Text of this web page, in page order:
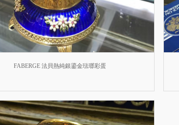
FABERGE 法貝熱純銀鎏金琺瑯彩蛋